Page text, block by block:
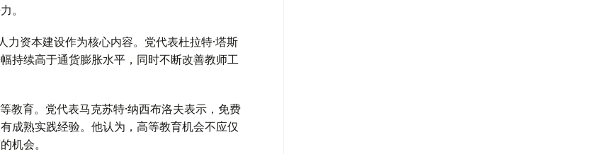
。
力资本建设作为核心内容。党代表杜拉特·塔斯
持续高于通货膨胀水平，同时不断改善教师工
教育。党代表马克苏特·纳西布洛夫表示，免费
成熟实践经验。他认为，高等教育机会不应仅
机会。